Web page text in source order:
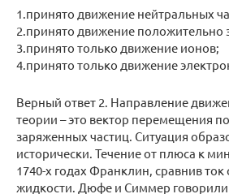
1.принято движение нейтральных
2.принято движение положительно
3.принято только движение ионов;
4.принято только движение
Верный ответ 2. Направление
теории – это вектор перемещения
заряженных частиц. Ситуация
исторически. Течение от плюса к
1740-х годах Франклин, сравнив
жидкости. Дюфе и Симмер говорили